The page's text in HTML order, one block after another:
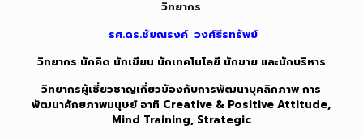
วิทยากร
รศ.ดร.ชัยณรงค์ วงศ์ธีรทรัพย์
วิทยากร นักคิด นักเขียน นักเทคโนโลยี นักขาย และนักบริหาร
วิทยากรผู้เชี่ยวชาญเกี่ยวข้องกับการพัฒนาบุคลิกภาพ การ
พัฒนาศักยภาพมนุษย์ อาทิ Creative & Positive Attitude,
Mind Training, Strategic